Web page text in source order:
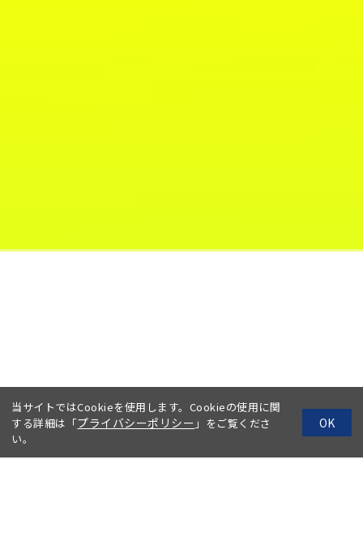
当サイトではCookieを使用します。Cookieの使用に関
する詳細は「プライバシーポリシー 」をご覧くださ
い。
OK